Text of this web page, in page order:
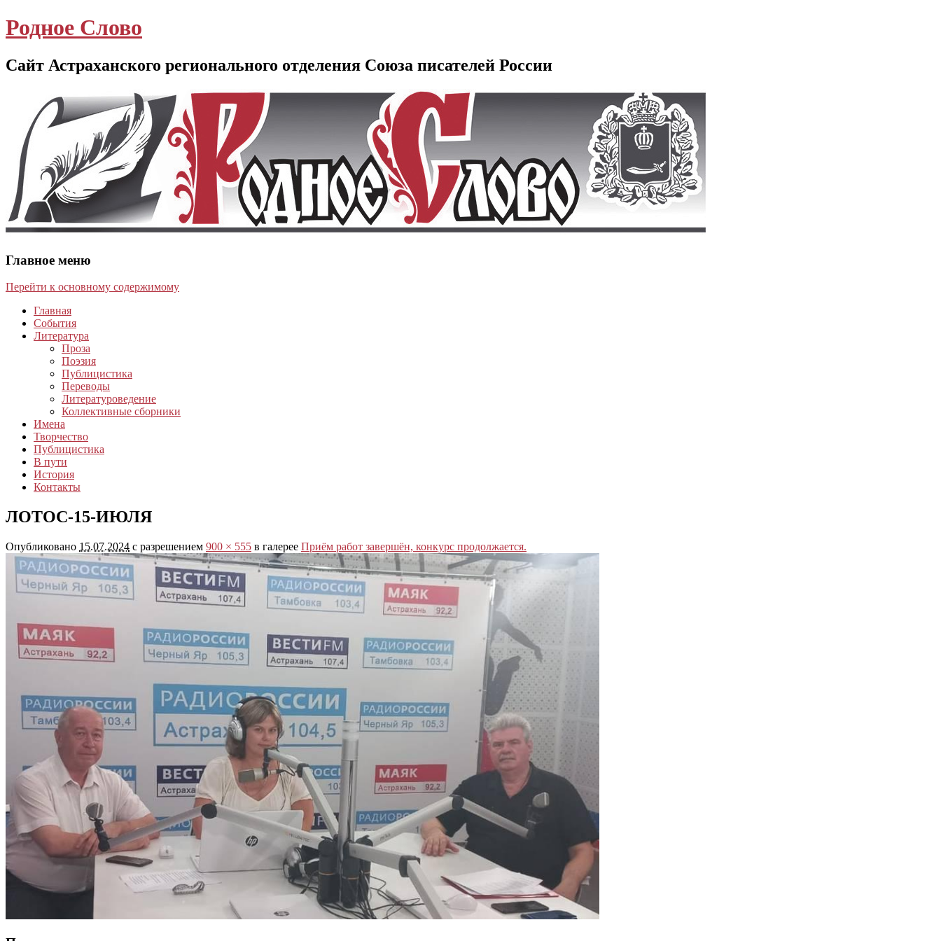
Родное Слово
Сайт Астраханского регионального отделения Союза писателей России
Главное меню
Перейти к основному содержимому
Главная
События
Литература
Проза
Поэзия
Публицистика
Переводы
Литературоведение
Коллективные сборники
Имена
Творчество
Публицистика
В пути
История
Контакты
ЛОТОС-15-ИЮЛЯ
Опубликовано 15.07.2024 с разрешением 900 × 555 в галерее Приём работ завершён, конкурс продолжается.